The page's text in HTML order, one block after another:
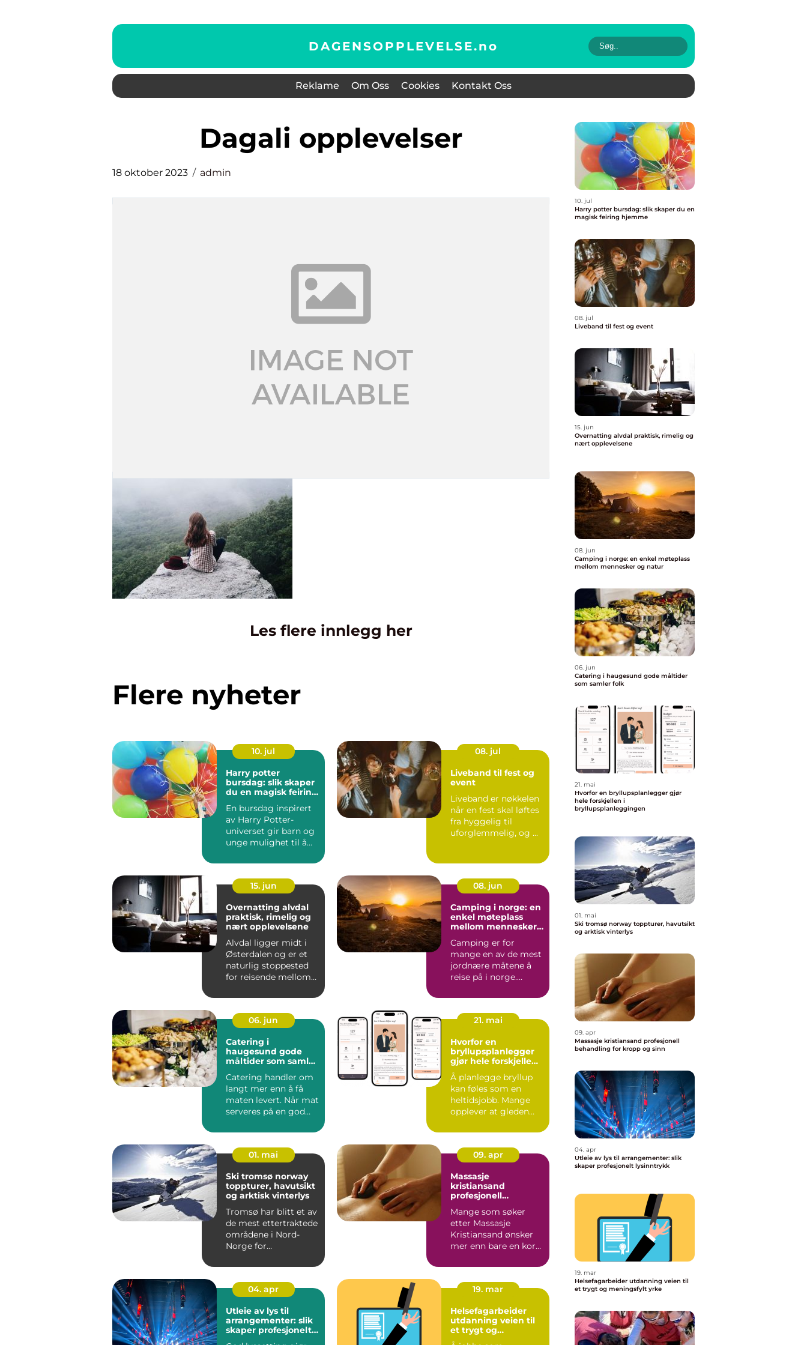
DAGENSOPPLEVELSE.no
Reklame Om Oss Cookies Kontakt Oss
dagali opplevelser
18 oktober 2023 admin
Les flere innlegg her
Flere nyheter
10. jul
Harry potter
bursdag: slik skaper
du en magisk feiring
En bursdag inspirert
av Harry Potter-
universet gir barn og
unge mulighet til å
08. jul
Liveband til fest og
event
Liveband er nøkkelen
når en fest skal løftes
fra hyggelig til
uforglemmelig, og ...
15. jun
Overnatting alvdal
praktisk, rimelig og
nært opplevelsene
Alvdal ligger midt i
Østerdalen og er et
naturlig stoppested
for reisende mellom
08. jun
Camping i norge: en
enkel møteplass
mellom mennesker
Camping er for
mange en av de mest
jordnære måtene å
reise på i norge.
nærkontakt med na...
06. jun
Catering i
haugesund gode
måltider som samler
Catering handler om
langt mer enn å få
maten levert. Når mat
serveres på en god
21. mai
Hvorfor en
bryllupsplanlegger
gjør hele forskjellen i
bryllupsplanlegging
en
Å planlegge bryllup
kan føles som en
heltidsjobb. Mange
opplever at gleden
dru...
01. mai
Ski tromsø norway
toppturer, havutsikt
og arktisk vinterlys
Tromsø har blitt et av
de mest ettertraktede
områdene i Nord-
Norge for
kombin...
09. apr
Massasje
kristiansand
profesjonell
kropp og sinn
Mange som søker
etter Massasje
Kristiansand ønsker
mer enn bare en kort
De vil ...
04. apr
Utleie av lys til
arrangementer: slik
skaper profesjonelt
19. mar
Helsefagarbeider
utdanning veien til
et trygt og
meningsfylt yrke
10. jul
Harry potter bursdag: slik skaper du en
magisk feiring hjemme
08. jul
Liveband til fest og event
15. jun
Overnatting alvdal praktisk, rimelig og
nært opplevelsene
08. jun
Camping i norge: en enkel møteplass
mellom mennesker og natur
06. jun
Catering i haugesund gode måltider
som samler folk
21. mai
Hvorfor en bryllupsplanlegger gjør
hele forskjellen i
bryllupsplanleggingen
01. mai
Ski tromsø norway toppturer, havutsikt
og arktisk vinterlys
09. apr
Massasje kristiansand profesjonell
behandling for kropp og sinn
04. apr
Utleie av lys til arrangementer: slik
skaper profesjonelt lysinntrykk
19. mar
Helsefagarbeider utdanning veien til
et trygt og meningsfylt yrke